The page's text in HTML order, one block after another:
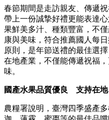
春節期間是走訪親友、傳遞
帶上一份誠摯好禮更能表達
果鮮美多汁、種類豐富，不
康與美味，符合推薦國人每
原則，是年節送禮的最佳選
在地產業，不僅能傳遞祝福
味。
國產水果品質優良 支持在
農糧署說明，臺灣四季盛產